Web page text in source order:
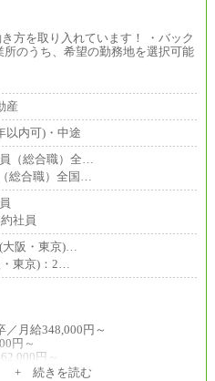
円
円 〈福岡〉1
奈川〉210,000 円
200,000 円
194,500 円 〈福
域手当なし）
変更なし
、247,000円～(※2)、242,000円
～(※4)、237,000円～（※5）
手当を含んだ金額を表示
※2…33,000円、※3…28,000円、
円）
変更なし
月給219,000 円～ 〈大阪・兵庫〉
方を取り入れています！ ・バック
のうち、希望の勤務地を選択可能
産
以内可)・中途
（総合職）全…
総合職）全国…
社員
大阪・東京)…
東京)：2…
／月給348,000円～
円～
円～
円～
+ 続きを読む